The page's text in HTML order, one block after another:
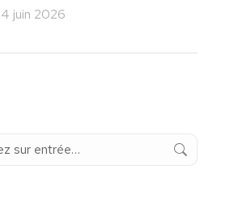
4 juin 2026